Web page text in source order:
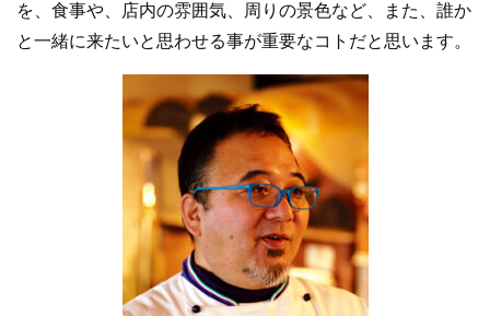
を、食事や、店内の雰囲気、周りの景色など、また、誰か
と一緒に来たいと思わせる事が重要なコトだと思います。